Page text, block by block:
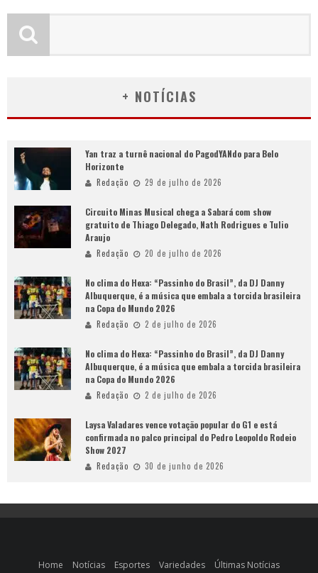
+ NOTÍCIAS
Yan traz a turnê nacional do PagodYANdo para Belo
Horizonte
Redação 29 de julho de 2026
Circuito Minas Musical chega a Sabará com show
gratuito de Thiago Delegado, Nath Rodrigues e Tulio
Araujo
Redação 20 de julho de 2026
No clima do Hexa: “Passinho do Brasil”, da DJ Danny
Albuquerque, é a música que embala a torcida brasileira
na Copa do Mundo 2026
Redação 2 de julho de 2026
No clima do Hexa: “Passinho do Brasil”, da DJ Danny
Albuquerque, é a música que embala a torcida brasileira
na Copa do Mundo 2026
Redação 2 de julho de 2026
Laysa Valadares vence votação popular do G1 e está
confirmada no palco principal do Pedro Leopoldo Rodeio
Show 2027
Redação 30 de junho de 2026
Home Notícias Esportes Variedades Últimas Notícias